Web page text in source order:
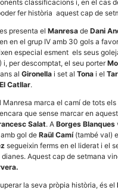
classificacions i, en el cas
fer història aquest cap de
presenta el Manresa de Dani
en el grup IV amb 30 gols a
especial esment els seus
i, per descomptat, el seu porter
al Gironella i set al Tona i el
El Catllar.
marca el camí de tots els
que sense marcar en
Salat. A Borges Blanques
gol deRaül Camí (també val)
segueixin ferms en el liderat i el
Aquest cap de setmana
la seva pròpia història, és el
per al
web.
Recopilem
de manera
anònima
del lloc
per a
la
i la seva
estructura.